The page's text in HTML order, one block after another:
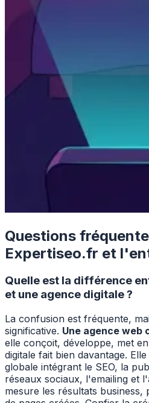
Questions
Expertiseo.fr et
Quelle est la différence
et une agence digitale ?
La confusion est fréquente,
significative. Une agence web
elle conçoit, développe, met
digitale fait bien davantage.
globale intégrant le SEO, la
réseaux sociaux, l'emailing et
mesure les résultats business,